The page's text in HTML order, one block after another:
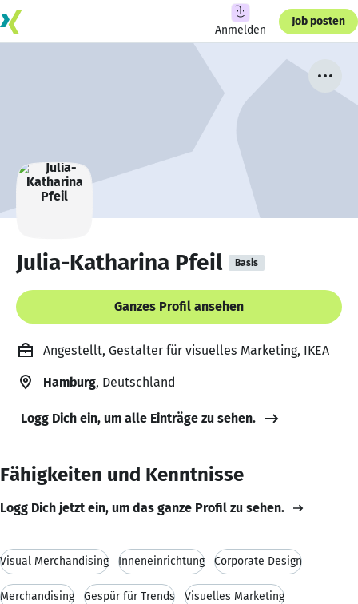
Anmelden
Job posten
Julia-Katharina Pfeil Basis
Ganzes Profil ansehen
Angestellt, Gestalter für visuelles Marketing, IKEA
Hamburg, Deutschland
Logg Dich ein, um alle Einträge zu sehen.
Fähigkeiten und Kenntnisse
Logg Dich jetzt ein, um das ganze Profil zu sehen.
Visual Merchandising Inneneinrichtung Corporate Design
Merchandising Gespür für Trends Visuelles Marketing